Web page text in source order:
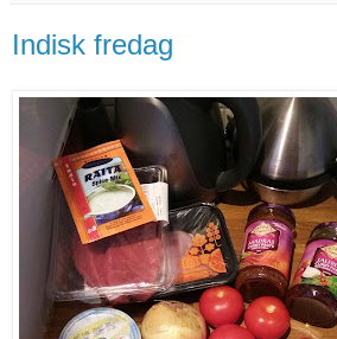
Indisk fredag